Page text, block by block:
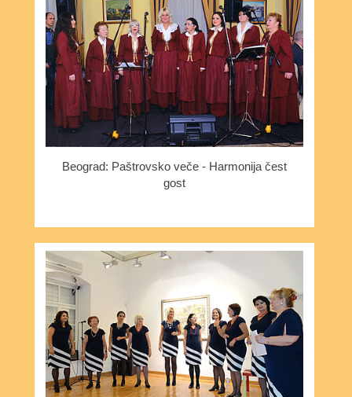
Beograd: Paštrovsko veče - Harmonija čest
gost